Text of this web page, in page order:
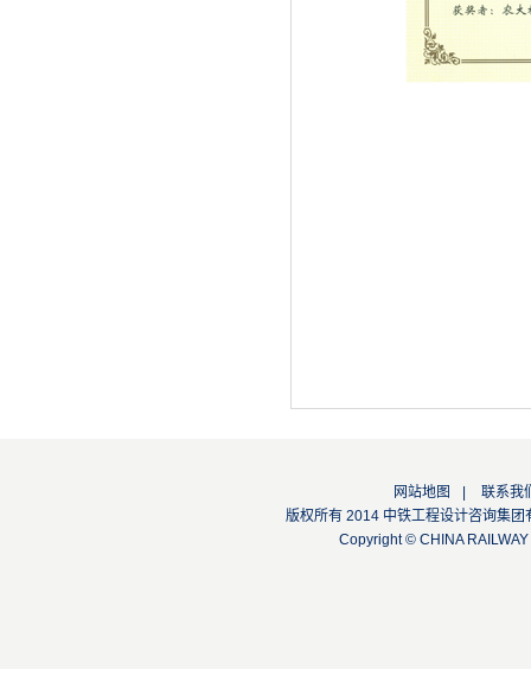
网站地图
联系我
版权所有 2014 中铁工程设计咨询
Copyright © CHINA